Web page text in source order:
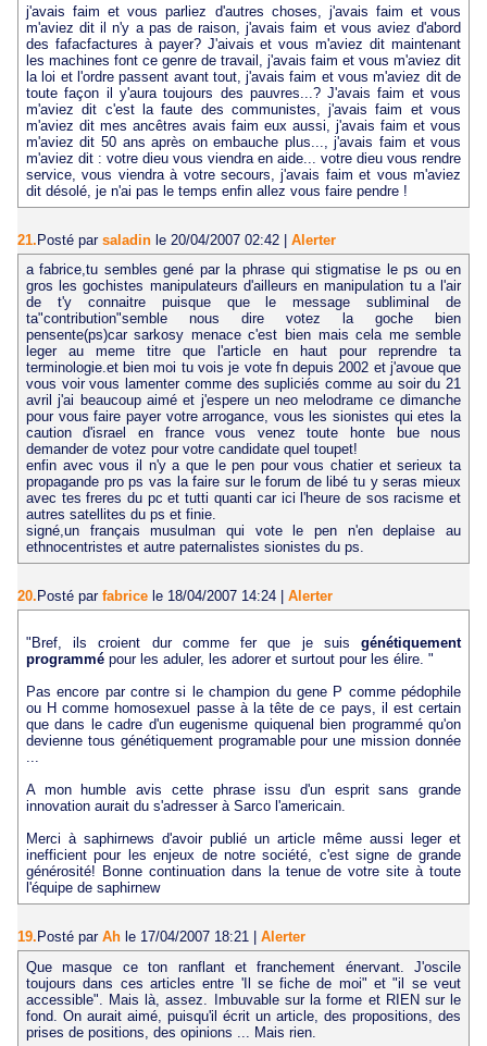
j'avais faim et vous parliez d'autres choses, j'avais faim et vous
m'aviez dit il n'y a pas de raison, j'avais faim et vous aviez d'abord
des fafacfactures à payer? J'aivais et vous m'aviez dit maintenant
les machines font ce genre de travail, j'avais faim et vous m'aviez dit
la loi et l'ordre passent avant tout, j'avais faim et vous m'aviez dit de
toute façon il y'aura toujours des pauvres...? J'avais faim et vous
m'aviez dit c'est la faute des communistes, j'avais faim et vous
m'aviez dit mes ancêtres avais faim eux aussi, j'avais faim et vous
m'aviez dit 50 ans après on embauche plus..., j'avais faim et vous
m'aviez dit : votre dieu vous viendra en aide... votre dieu vous rendre
service, vous viendra à votre secours, j'avais faim et vous m'aviez
dit désolé, je n'ai pas le temps enfin allez vous faire pendre !
21.Posté par saladin le 20/04/2007 02:42 | Alerter
a fabrice,tu sembles gené par la phrase qui stigmatise le ps ou en
gros les gochistes manipulateurs d'ailleurs en manipulation tu a l'air
de t'y connaitre puisque que le message subliminal de
ta"contribution"semble nous dire votez la goche bien
pensente(ps)car sarkosy menace c'est bien mais cela me semble
leger au meme titre que l'article en haut pour reprendre ta
terminologie.et bien moi tu vois je vote fn depuis 2002 et j'avoue que
vous voir vous lamenter comme des supliciés comme au soir du 21
avril j'ai beaucoup aimé et j'espere un neo melodrame ce dimanche
pour vous faire payer votre arrogance, vous les sionistes qui etes la
caution d'israel en france vous venez toute honte bue nous
demander de votez pour votre candidate quel toupet!
enfin avec vous il n'y a que le pen pour vous chatier et serieux ta
propagande pro ps vas la faire sur le forum de libé tu y seras mieux
avec tes freres du pc et tutti quanti car ici l'heure de sos racisme et
autres satellites du ps et finie.
signé,un français musulman qui vote le pen n'en deplaise au
ethnocentristes et autre paternalistes sionistes du ps.
20. Posté par fabrice le 18/04/2007 14:24 Alerter
"Bref, ils croient dur comme fer que je suisgénétiquement
programmé pour les aduler, les adorer et surtout pour les élire. "
Pas encore par contre si le champion du gene P comme pédophile
ou H comme homosexuel passe à la tête de ce pays, il est certain
que dans le cadre d'un eugenisme quiquenal bien programmé qu'on
devienne tous génétiquement programable pour une mission donnée
...
A mon humble avis cette phrase issu d'un esprit sans grande
innovation aurait du s'adresser à Sarco l'americain.
Merci à saphirnews d'avoir publié un article même aussi leger et
inefficient pour les enjeux de notre société, c'est signe de grande
générosité! Bonne continuation dans la tenue de votre site à toute
l'équipe de saphirnew
19.Posté par Ah le 17/04/2007 18:21 | Alerter
Que masque ce ton ranflant et franchement énervant. J'oscile
toujours dans ces articles entre 'Il se fiche de moi" et "il se veut
accessible". Mais là, assez. Imbuvable sur la forme et RIEN sur le
fond. On aurait aimé, puisqu'il écrit un article, des propositions, des
prises de positions, des opinions ... Mais rien.